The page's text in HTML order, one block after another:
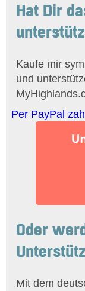
Hat Dir
Kaufe mir
und
Per PayPal
Oder
Mit dem